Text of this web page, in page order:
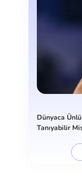
Dünyaca Ünlü
Tanıyabilir